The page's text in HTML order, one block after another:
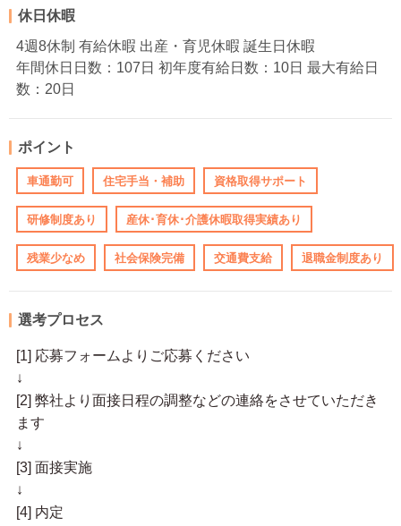
休日休暇
4週8休制 有給休暇 出産・育児休暇 誕生日休暇
年間休日日数：107日 初年度有給日数：10日 最大有給日
数：20日
ポイント
車通勤可 住宅手当・補助 資格取得サポート
研修制度あり 産休･育休･介護休暇取得実績あり
残業少なめ 社会保険完備 交通費支給 退職金制度あり
選考プロセス
[1] 応募フォームよりご応募ください
↓
[2] 弊社より面接日程の調整などの連絡をさせていただき
ます
↓
[3] 面接実施
↓
[4] 内定